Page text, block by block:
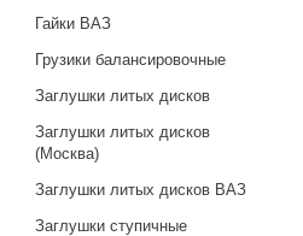
Гайки ВАЗ
Грузики балансировочные
Заглушки литых дисков
Заглушки литых дисков
(Москва)
Заглушки литых дисков ВАЗ
Заглушки ступичные